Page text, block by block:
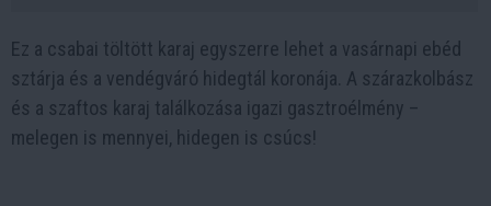
Ez a csabai töltött karaj egyszerre lehet a vasárnapi ebéd
sztárja és a vendégváró hidegtál koronája. A szárazkolbász
és a szaftos karaj találkozása igazi gasztroélmény –
melegen is mennyei, hidegen is csúcs!